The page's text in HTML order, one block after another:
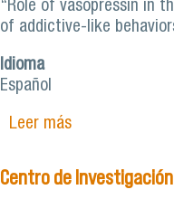
“Role of vasopressin in
of addictive-like
Idioma
Español
Leer mássobre
drogas
Centro de